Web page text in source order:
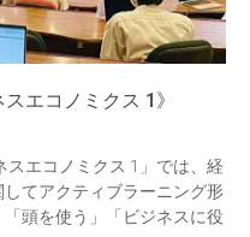
エコノミクス 1》
エコノミクス 1」では、経
てアクティブラーニング形
頭を使う」「ビジネスに役